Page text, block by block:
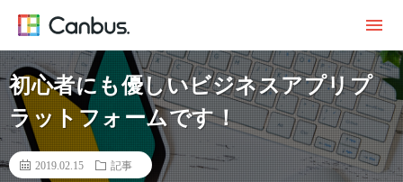
初心者にも優しいビジネスアプリプ
ラットフォームです！
2019.02.15 記事